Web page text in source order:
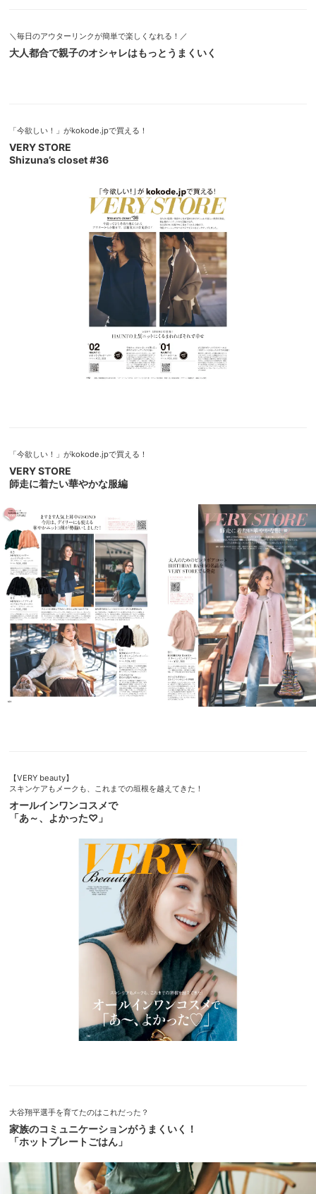
＼毎日のアウターリンクが簡単で楽しくなれる！／
大人都合で親子のオシャレはもっとうまくいく
「今欲しい！」がkokode.jpで買える！
VERY STORE
Shizuna’s closet #36
「今欲しい！」がkokode.jpで買える！
VERY STORE
師走に着たい華やかな服編
【VERY beauty】
スキンケアもメークも、これまでの垣根を越えてきた！
オールインワンコスメで
「あ～、よかった♡」
大谷翔平選手を育てたのはこれだった？
家族のコミュニケーションがうまくいく！
「ホットプレートごはん」